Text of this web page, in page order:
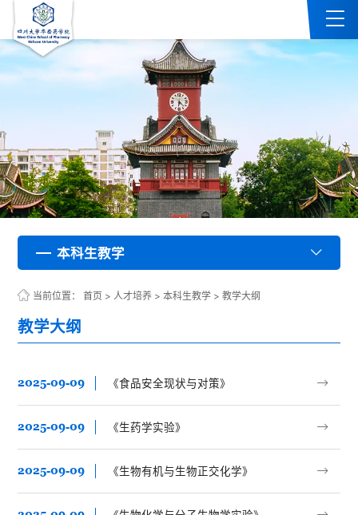
本科生教学
本科生教学
本科生教学
本科生教学
本科生教学
本科生教学
本科生教学
本科生教学
本科生教学
本科生教学
本科生教学
本科生教学
本科生教学
本科生教学
本科生教学
本科生教学
本科生教学
本科生教学
本科生教学
本科生教学
本科生教学
本科生教学
本科生教学
本科生教学
本科生教学
本科生教学
本科生教学
本科生教学
本科生教学
本科生教学
本科生教学
本科生教学
本科生教学
本科生教学
本科生教学
本科生教学
本科生教学
本科生教学
本科生教学
本科生教学
本科生教学
本科生教学
本科生教学
本科生教学
本科生教学
本科生教学
本科生教学
本科生教学
本科生教学
本科生教学
本科生教学
本科生教学
本科生教学
本科生教学
本科生教学
本科生教学
本科生教学
本科生教学